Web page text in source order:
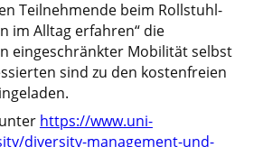
Teilnehmende beim Rollstuhl-
im Alltag erfahren“ die
eingeschränkter Mobilität selbst
sind zu den kostenfreien
https://www.uni-
diversity-management-und-